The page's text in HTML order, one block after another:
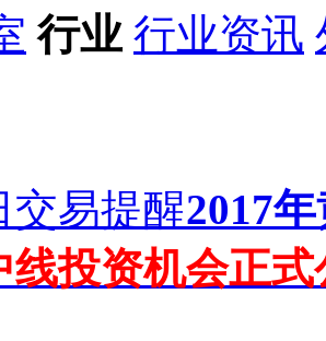
行业 行业资讯
交易提醒2017
线投资机会正式